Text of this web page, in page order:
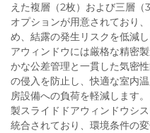
えた複層（2枚）および三層
オプションが用意されており
め、結露の発生リスクを低減
アウィンドウには厳格な精密
かな公差管理と一貫した気密
の侵入を防止し、快適な室内
房設備への負荷を軽減します
製スライドドアウィンドウシ
統合されており、環境条件の